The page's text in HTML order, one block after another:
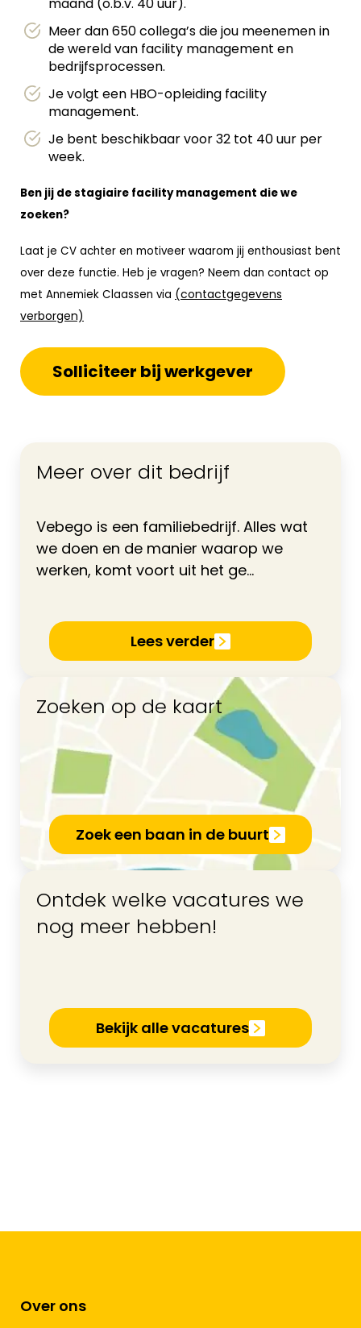
Meer dan 650 collega’s die jou meenemen in
de wereld van facility management en
bedrijfsprocessen.
Je volgt een HBO-opleiding facility
management.
Je bent beschikbaar voor 32 tot 40 uur per
week.
Ben jij de stagiaire facility management die we
zoeken?
Laat je CV achter en motiveer waarom jij enthousiast bent
over deze functie. Heb je vragen? Neem dan contact op
met Annemiek Claassen via (contactgegevens
verborgen)
Solliciteer bij werkgever
Meer over dit bedrijf
Vebego is een familiebedrijf. Alles wat
we doen en de manier waarop we
werken, komt voort uit het ge...
Lees verder
Zoeken op de kaart
Zoek een baan in de buurt
Ontdek welke vacatures we
nog meer hebben!
Bekijk alle vacatures
Over ons